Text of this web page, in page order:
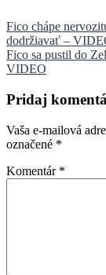
Navigácia
v
článku
Fico chápe
dodržiavať –
Fico sa pustil do
VIDEO
Pridaj
Vaša e-mailová
označené *
Komentár *